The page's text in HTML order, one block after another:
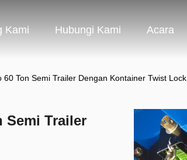
Kami Hubungi Kami Acara
Ton Semi Trailer Dengan Kontainer Twist Lock
Semi Trailer